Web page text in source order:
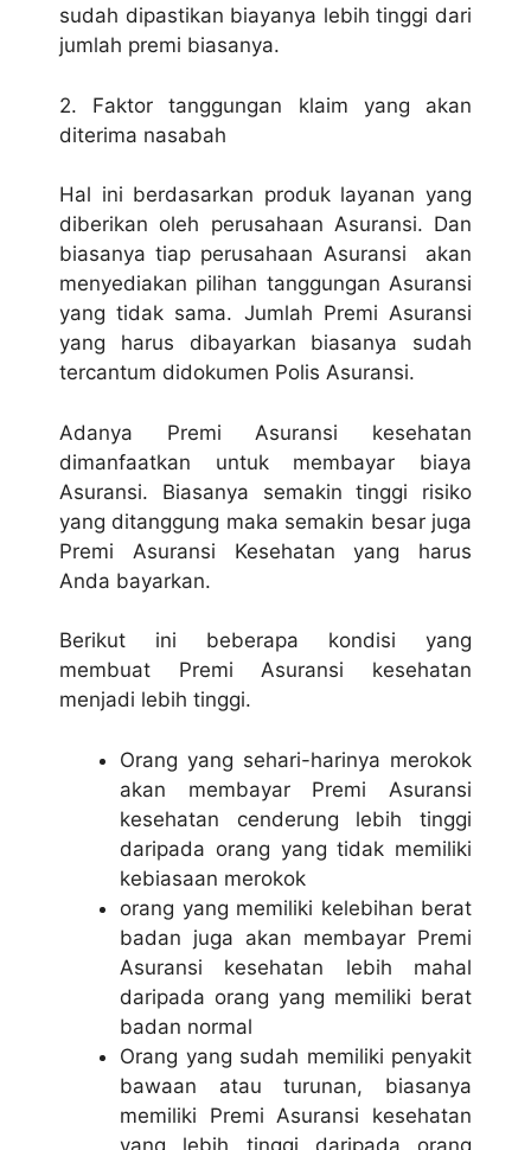
sudah dipastikan biayanya lebih tinggi dari
jumlah premi biasanya.
2. Faktor tanggungan klaim yang akan
diterima nasabah
Hal ini berdasarkan produk layanan yang
diberikan oleh perusahaan Asuransi. Dan
biasanya tiap perusahaan Asuransi akan
menyediakan pilihan tanggungan Asuransi
yang tidak sama. Jumlah Premi Asuransi
yang harus dibayarkan biasanya sudah
tercantum didokumen Polis Asuransi.
Adanya Premi Asuransi kesehatan
dimanfaatkan untuk membayar biaya
Asuransi. Biasanya semakin tinggi risiko
yang ditanggung maka semakin besar juga
Premi Asuransi Kesehatan yang harus
Anda bayarkan.
Berikut ini beberapa kondisi yang
membuat Premi Asuransi kesehatan
menjadi lebih tinggi.
Orang yang sehari-harinya merokok
akan membayar Premi Asuransi
kesehatan cenderung lebih tinggi
daripada orang yang tidak memiliki
kebiasaan merokok
orang yang memiliki kelebihan berat
badan juga akan membayar Premi
Asuransi kesehatan lebih mahal
daripada orang yang memiliki berat
badan normal
Orang yang sudah memiliki penyakit
bawaan atau turunan, biasanya
memiliki Premi Asuransi kesehatan
yang lebih tinggi daripada orang